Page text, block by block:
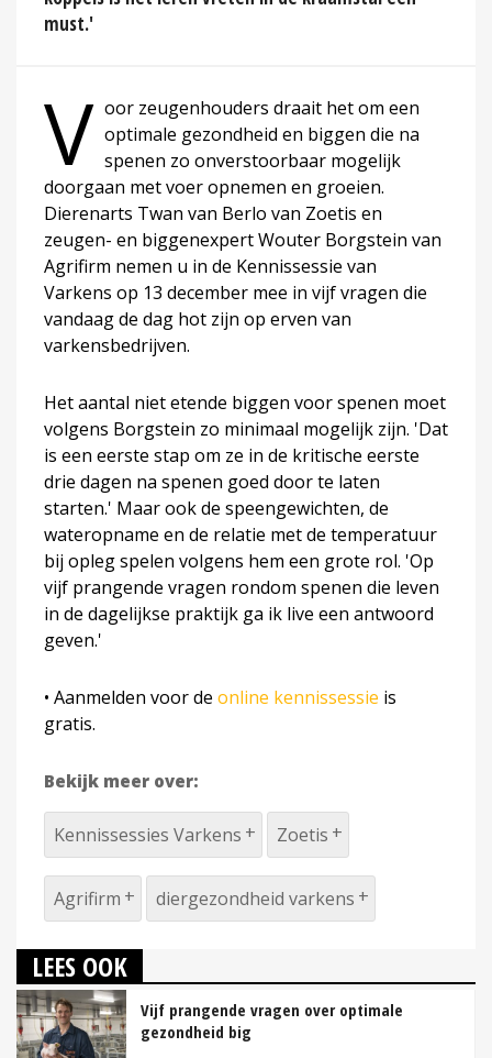
must.'
V oor zeugenhouders draait het om een
optimale gezondheid en biggen die na
spenen zo onverstoorbaar mogelijk
doorgaan met voer opnemen en groeien.
Dierenarts Twan van Berlo van Zoetis en
zeugen- en biggenexpert Wouter Borgstein van
Agrifirm nemen u in de Kennissessie van
Varkens op 13 december mee in vijf vragen die
vandaag de dag hot zijn op erven van
varkensbedrijven.
Het aantal niet etende biggen voor spenen moet
volgens Borgstein zo minimaal mogelijk zijn. 'Dat
is een eerste stap om ze in de kritische eerste
drie dagen na spenen goed door te laten
starten.' Maar ook de speengewichten, de
wateropname en de relatie met de temperatuur
bij opleg spelen volgens hem een grote rol. 'Op
vijf prangende vragen rondom spenen die leven
in de dagelijkse praktijk ga ik live een antwoord
geven.'
• Aanmelden voor de online kennissessie is
gratis.
Bekijk meer over:
Kennissessies Varkens Zoetis
Agrifirm diergezondheid varkens
LEES OOK
Vijf prangende vragen over optimale
gezondheid big